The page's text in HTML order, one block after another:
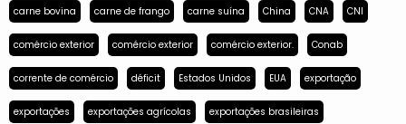
carne bovina carne de frango carne suína China CNA CNI
comércio exterior comércio exterior comércio exterior. Conab
corrente de comércio déficit Estados Unidos EUA exportação
exportações exportações agrícolas exportações brasileiras